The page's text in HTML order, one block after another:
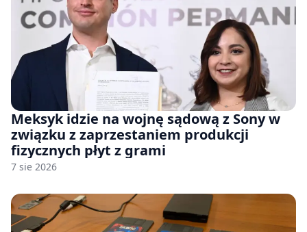
Meksyk idzie na wojnę sądową z Sony w
związku z zaprzestaniem produkcji
fizycznych płyt z grami
7 sie 2026